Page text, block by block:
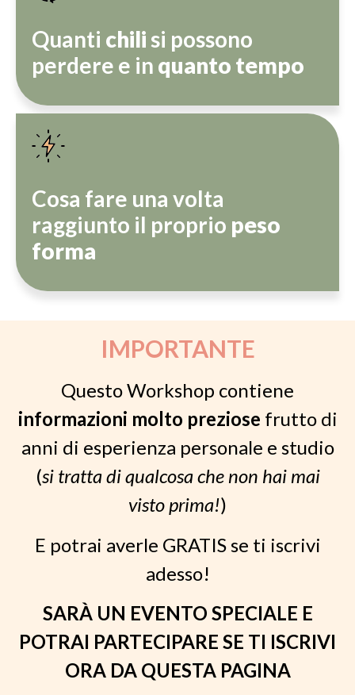
Quanti chili si possono
perdere e in quanto tempo
Cosa fare una volta
raggiunto il proprio peso
forma
IMPORTANTE
Questo Workshop contiene
informazioni molto preziose frutto di
anni di esperienza personale e studio
(si tratta di qualcosa che non hai mai
visto prima!)
E potrai averle GRATIS se ti iscrivi
adesso!
SARÀ UN EVENTO SPECIALE E
POTRAI PARTECIPARE SE TI ISCRIVI
ORA DA QUESTA PAGINA